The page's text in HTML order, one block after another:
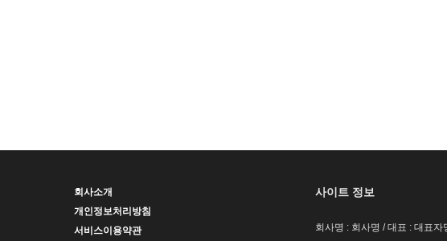
회사소개
개인정보처리방침
서비스이용약관
사이트 정보
회사명 : 회사명 / 대표 : 대표자